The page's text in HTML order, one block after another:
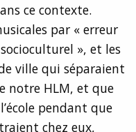
ce contexte.
par « erreur
», et les
ville qui séparaient
notre HLM, et que
pendant que
chez eux,